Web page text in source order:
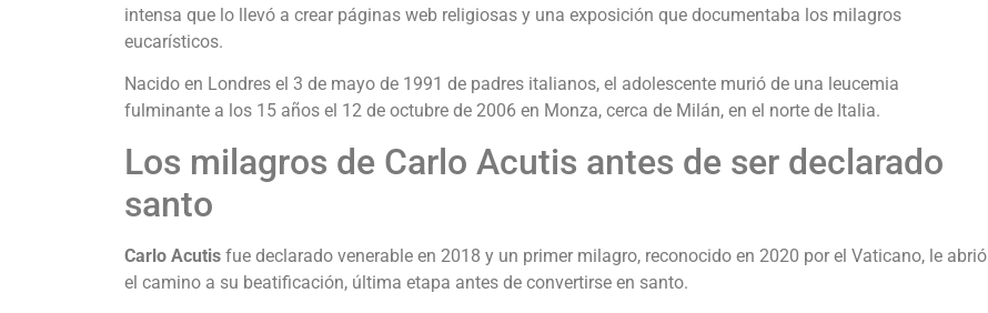
intensa que lo llevó a crear páginas web religiosas y una exposición que documentaba los milagros
eucarísticos.‎‎
Nacido en Londres el 3 de mayo de 1991 de padres italianos, el adolescente murió de una leucemia
fulminante a los 15 años el 12 de octubre de 2006 en Monza, cerca de Milán, en el norte de Italia.‎‎
Los milagros de Carlo Acutis antes de ser declarado
santo‎
Carlo Acutis fue declarado venerable en 2018 y un primer milagro, reconocido en 2020 por el Vaticano, le abrió
el camino a su beatificación, última etapa antes de convertirse en santo.‎‎